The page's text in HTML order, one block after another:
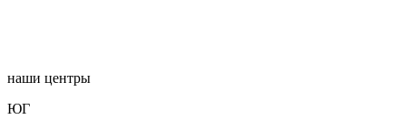
наши центры
ЮГ